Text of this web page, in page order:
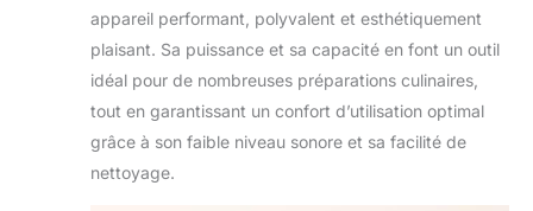
appareil performant, polyvalent et esthétiquement
plaisant. Sa puissance et sa capacité en font un outil
idéal pour de nombreuses préparations culinaires,
tout en garantissant un confort d’utilisation optimal
grâce à son faible niveau sonore et sa facilité de
nettoyage.